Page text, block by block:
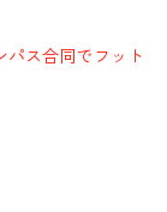
パス合同でフット